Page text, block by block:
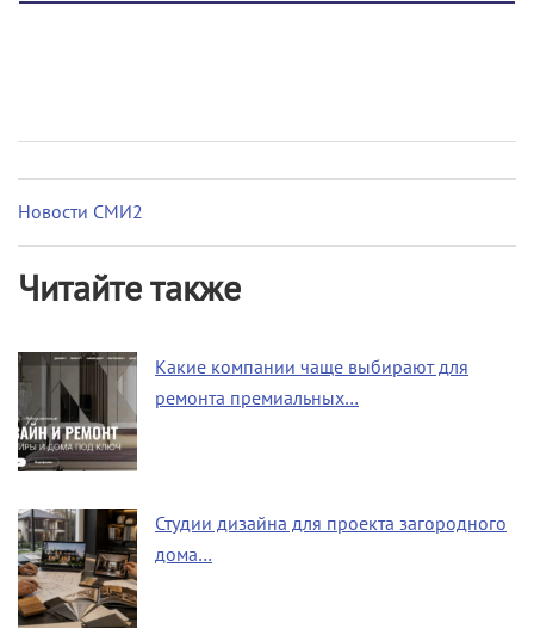
Новости СМИ2
Читайте также
Какие компании чаще выбирают для
ремонта премиальных…
Студии дизайна для проекта загородного
дома…